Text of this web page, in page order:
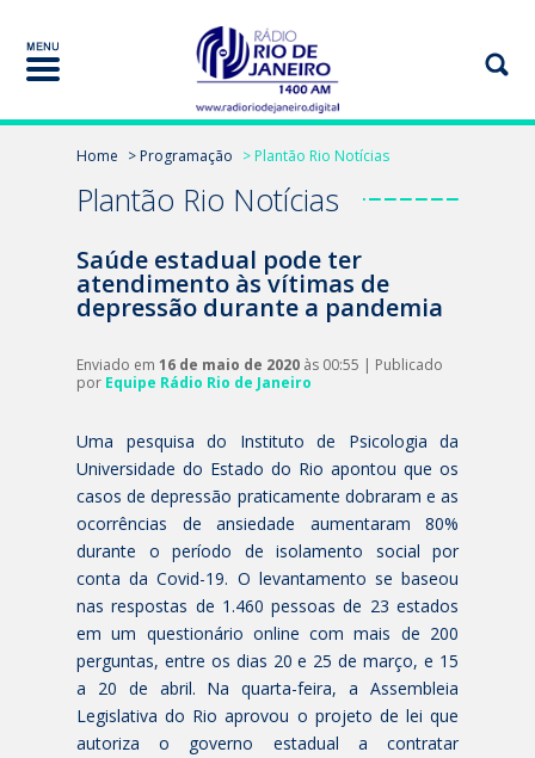
Home > Programação > Plantão Rio Notícias
Plantão Rio Notícias
Saúde estadual pode ter
atendimento às vítimas de
depressão durante a pandemia
Enviado em 16 de maio de 2020 às 00:55 | Publicado
por Equipe Rádio Rio de Janeiro
Uma pesquisa do Instituto de Psicologia da
Universidade do Estado do Rio apontou que os
casos de depressão praticamente dobraram e as
ocorrências de ansiedade aumentaram 80%
durante o período de isolamento social por
conta da Covid-19. O levantamento se baseou
nas respostas de 1.460 pessoas de 23 estados
em um questionário online com mais de 200
perguntas, entre os dias 20 e 25 de março, e 15
a 20 de abril. Na quarta-feira, a Assembleia
Legislativa do Rio aprovou o projeto de lei que
autoriza o governo estadual a contratar